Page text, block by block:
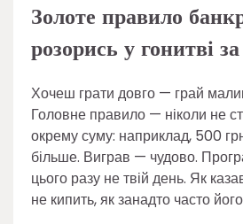
Золоте правило
розорись у гонитві
Хочеш грати довго — грай
Головне правило — ніколи не
окрему суму: наприклад, 500
більше. Виграв — чудово.
цього разу не твій день. Як
не кипить, як занадто часто